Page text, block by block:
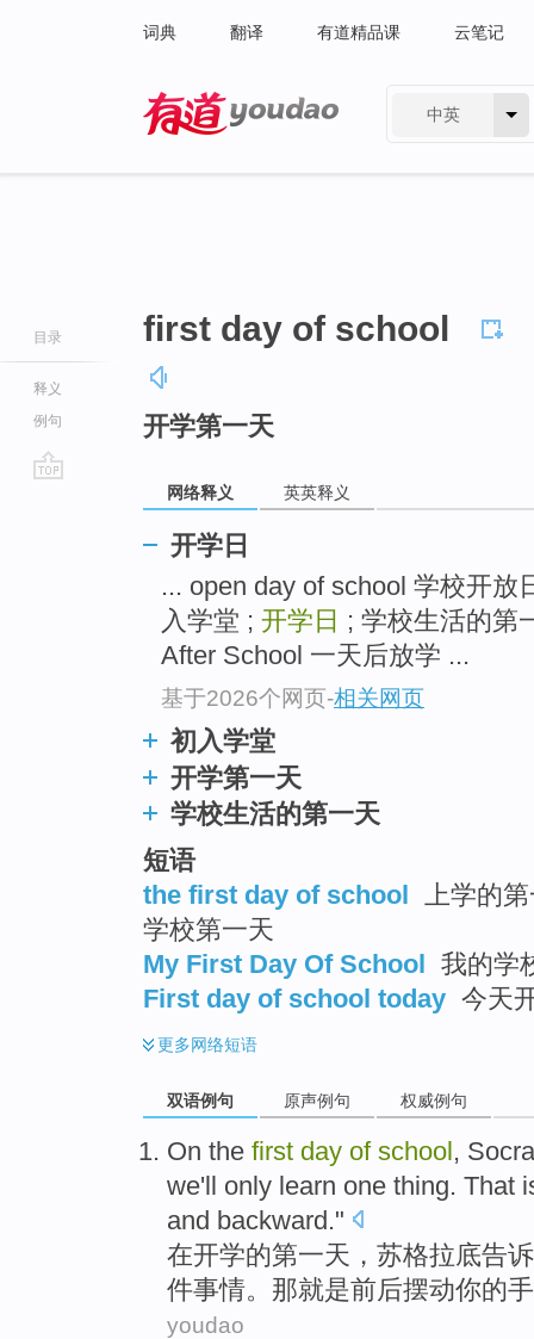
词典 翻译 有道精品课 云笔记
中英
目录
释义
例句
first day of school
开学第一天
网络释义 英英释义
开学日
... open day of school 学校开放
入学堂 ; 开学日 ; 学校生活的第
After School 一天后放学 ...
基于2026个网页-相关网页
初入学堂
开学第一天
学校生活的第一天
短语
the first day of school
上学的
学校第一天
My First Day Of School 我的学
First day of school today 今天
更多网络短语
双语例句 原声例句 权威例句
On the first day of school,
we'll only learn one thing. That
and backward."
在开学的第一天，苏格拉底告
件事情。那就是前后摆动你的
youdao